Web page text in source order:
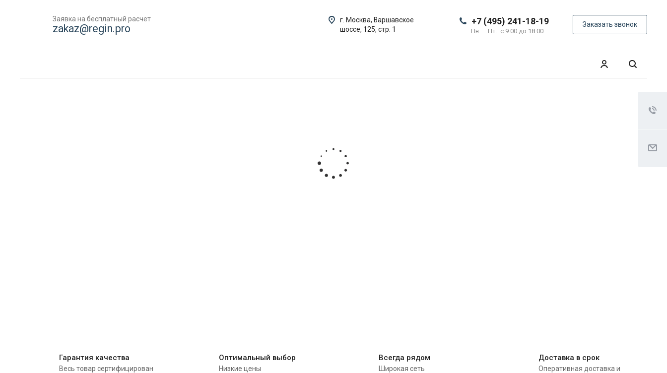
Заявка на бесплатный расчет
zakaz@regin.pro
+7 (495) 241-18-19
Пн. – Пт.: с 9:00 до 18:00
Заказать звонок
г. Москва, Варшавское
шоссе, 125, стр. 1
Гарантия качества
Весь товар сертифицирован
Оптимальный выбор
Низкие цены
Всегда рядом
Широкая сеть
Доставка в срок
Оперативная доставка и